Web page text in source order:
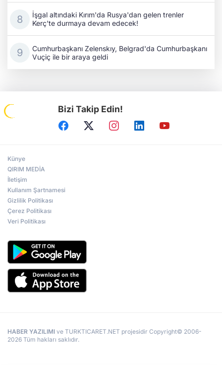
İşgal altındaki Kırım'da Rusya'dan gelen trenler
Kerç'te durmaya devam edecek!
Cumhurbaşkanı Zelenskıy, Belgrad'da Cumhurbaşkanı
Vuçiç ile bir araya geldi
Bizi Takip Edin!
Künye
QIRIM MEDİA
İletişim
Kullanım Şartnamesi
Gizlilik Politikası
Çerez Politikası
Veri Politikası
HABER YAZILIMI ve TURKTICARET.NET projesidir Copyright© 2006-
2026 Tüm hakları saklıdır.